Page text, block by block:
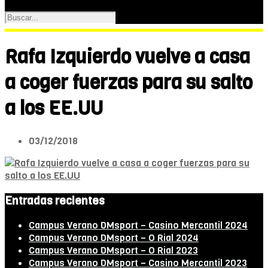
Rafa Izquierdo vuelve a casa
a coger fuerzas para su salto
a los EE.UU
03/12/2018
Entradas recientes
Campus Verano DMsport – Casino Mercantil 2024
Campus Verano DMsport – O Rial 2024
Campus Verano DMsport – O Rial 2023
Campus Verano DMsport – Casino Mercantil 2023